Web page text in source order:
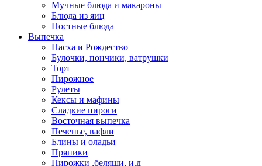
Мучные блюда и макароны
Блюда из яиц
Постные блюда
Выпечка
Пасха и Рождество
Булочки, пончики, ватрушки
Торт
Пирожное
Рулеты
Кексы и мафины
Сладкие пироги
Восточная выпечка
Печенье, вафли
Блины и оладьи
Пряники
Пирожки ,беляши, и.д